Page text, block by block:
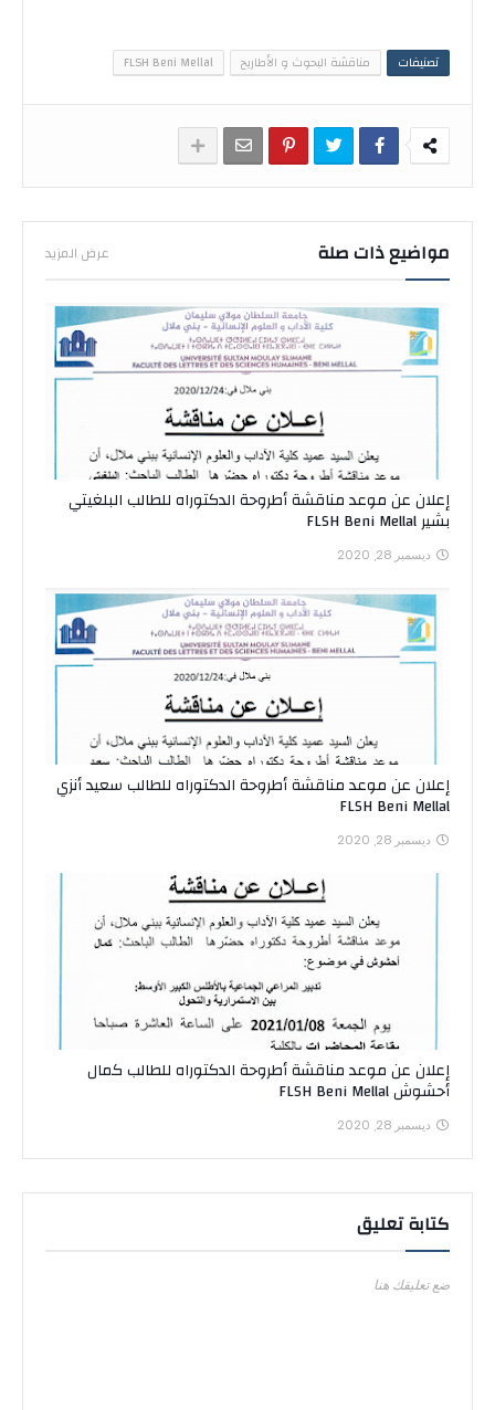
تصنيفات مناقشة البحوث و الأطاريح FLSH Beni Mellal
مواضيع ذات صلة عرض المزيد
إعلان عن موعد مناقشة أطروحة الدكتوراه للطالب البلغيتي
بشير FLSH Beni Mellal
ديسمبر 28, 2020
إعلان عن موعد مناقشة أطروحة الدكتوراه للطالب سعيد أنزي
FLSH Beni Mellal
ديسمبر 28, 2020
إعلان عن موعد مناقشة أطروحة الدكتوراه للطالب كمال
أحشوش FLSH Beni Mellal
ديسمبر 28, 2020
كتابة تعليق
ضع تعليقك هنا